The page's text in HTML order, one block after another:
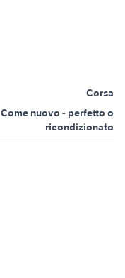
Corsa
Come nuovo - perfetto o
ricondizionato